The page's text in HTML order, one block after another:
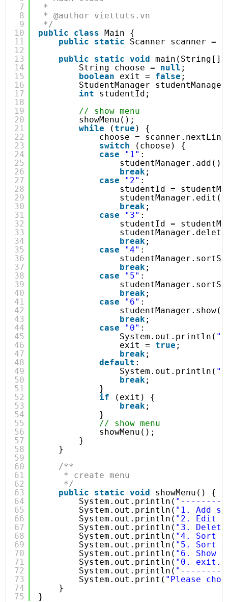
7
8
9
10
11
12
13
14
15
16
17
18
19
20
21
22
23
24
25
26
27
28
29
30
31
32
33
34
35
36
37
38
39
40
41
42
43
44
45
46
47
48
49
50
51
52
53
54
55
56
57
58
59
60
61
62
63
64
65
66
67
68
69
70
71
72
73
74
75
*
* @author viettuts.vn
*/
public
class
Main {
public
static Scanner scanner =
public
static void
main(String[]
String choose = null ;
boolean
exit = false ;
StudentManager
int
studentId;
// show menu
showMenu();
while
(true ) {
choose =
switch
(choose) {
case
"1" :
studentManager.add();
break;
case
"2" :
studentId =
break;
case
"3" :
studentId =
break;
case
"4" :
break;
case
"5" :
break;
case
"6" :
break;
case
"0" :
System.out.println(
exit = true ;
break;
default :
System.out.println(
break;
}
if
(exit) {
break;
}
// show menu
showMenu();
}
}
/**
* create menu
*/
public
static void
showMenu() {
System.out.println(
System.out.println( "1. Add
System.out.println( "2. Edit
System.out.println( "3.
System.out.println( "4. Sort
System.out.println( "5. Sort
System.out.println( "6. Show
System.out.println( "0. exit."
System.out.println(
System.out.print( "Please
}
}